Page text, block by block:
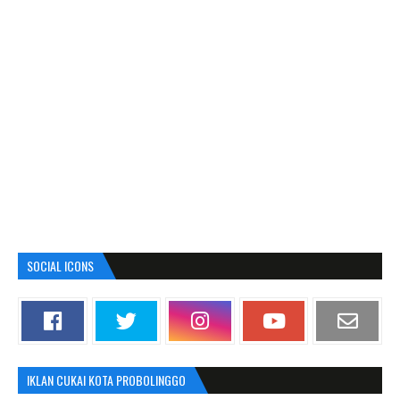
SOCIAL ICONS
IKLAN CUKAI KOTA PROBOLINGGO